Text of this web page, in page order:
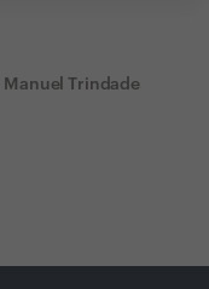
Manuel Trindade